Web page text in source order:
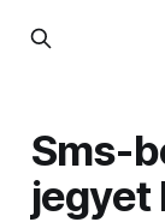
Sms-
jegyet